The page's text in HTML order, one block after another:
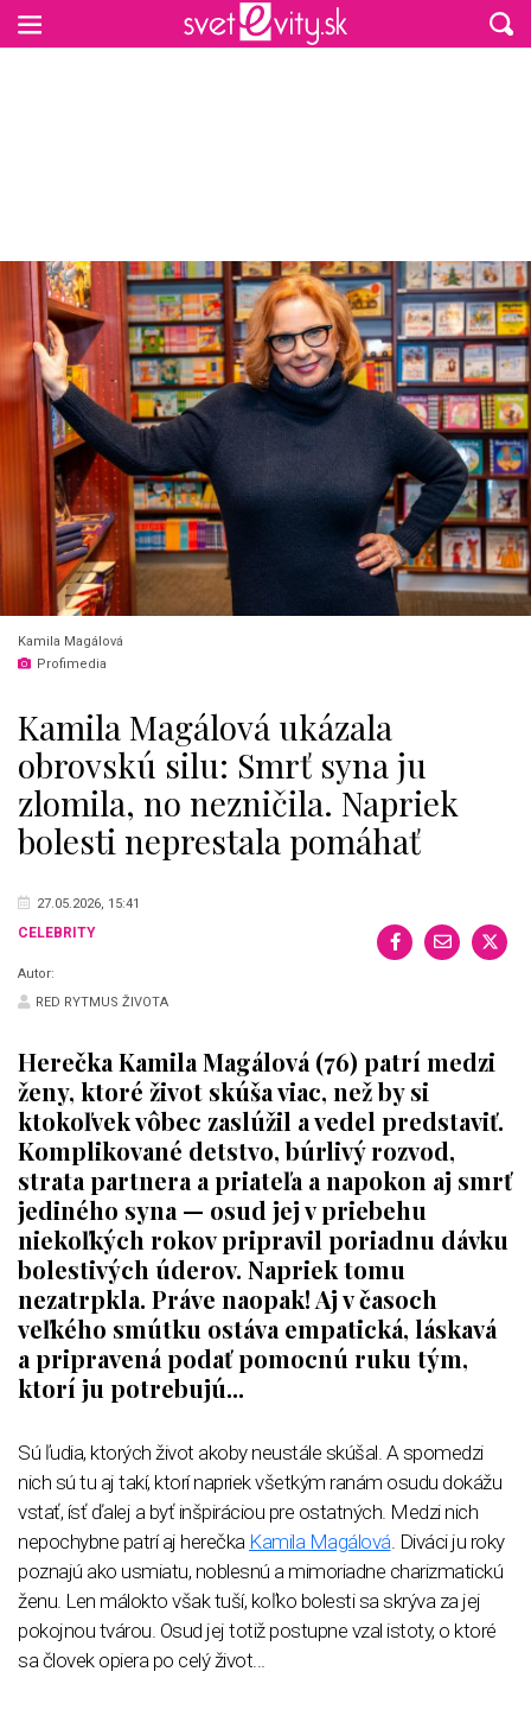
Kamila Magálová
Profimedia
Kamila Magálová ukázala
obrovskú silu: Smrť syna ju
zlomila, no nezničila. Napriek
bolesti neprestala pomáhať
27.05.2026, 15:41
CELEBRITY
Autor:
RED RYTMUS ŽIVOTA
Herečka Kamila Magálová (76) patrí medzi
ženy, ktoré život skúša viac, než by si
ktokoľvek vôbec zaslúžil a vedel predstaviť.
Komplikované detstvo, búrlivý rozvod,
strata partnera a priateľa a napokon aj smrť
jediného syna — osud jej v priebehu
niekoľkých rokov pripravil poriadnu dávku
bolestivých úderov. Napriek tomu
nezatrpkla. Práve naopak! Aj v časoch
veľkého smútku ostáva empatická, láskavá
a pripravená podať pomocnú ruku tým,
ktorí ju potrebujú...
Sú ľudia, ktorých život akoby neustále skúšal. A spomedzi
nich sú tu aj takí, ktorí napriek všetkým ranám osudu dokážu
vstať, ísť ďalej a byť inšpiráciou pre ostatných. Medzi nich
nepochybne patrí aj herečka Kamila Magálová . Diváci ju roky
poznajú ako usmiatu, noblesnú a mimoriadne charizmatickú
ženu. Len málokto však tuší, koľko bolesti sa skrýva za jej
pokojnou tvárou. Osud jej totiž postupne vzal istoty, o ktoré
sa človek opiera po celý život...